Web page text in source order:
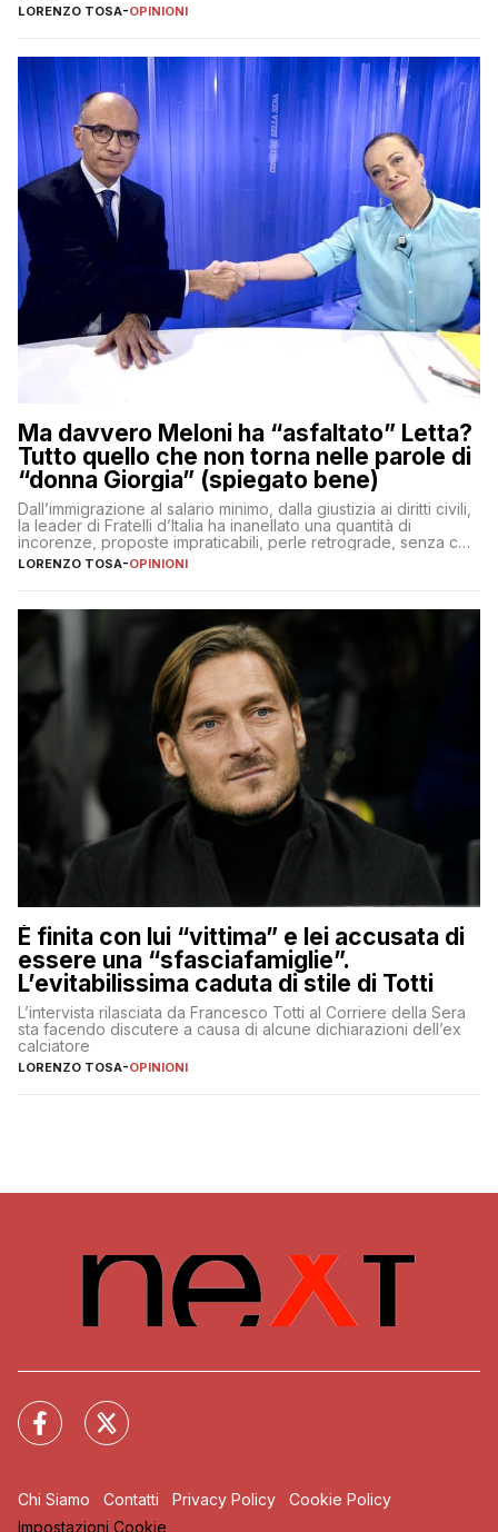
LORENZO TOSA-OPINIONI
Ma davvero Meloni ha “asfaltato” Letta?
Tutto quello che non torna nelle parole di
“donna Giorgia” (spiegato bene)
Dall’immigrazione al salario minimo, dalla giustizia ai diritti civili,
la leader di Fratelli d’Italia ha inanellato una quantità di
incorenze, proposte impraticabili, perle retrograde, senza che
nessuno – a destra come a sinistra – glielo abbia fatto notare
LORENZO TOSA-OPINIONI
È finita con lui “vittima” e lei accusata di
essere una “sfasciafamiglie”.
L’evitabilissima caduta di stile di Totti
L’intervista rilasciata da Francesco Totti al Corriere della Sera
sta facendo discutere a causa di alcune dichiarazioni dell’ex
calciatore
LORENZO TOSA-OPINIONI
Chi Siamo Contatti Privacy Policy
Cookie Policy
Impostazioni Cookie